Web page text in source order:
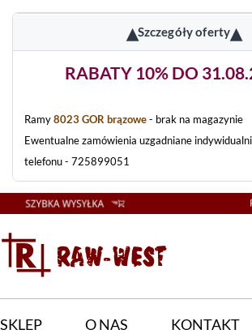
▴Szczegóły oferty▴
RABATY 10% DO
Ramy8023 GOR brązowe- brak na magazynie
Ewentualne zamówienia uzgadniane
telefonu - 725899051
SKLEP O NAS
KONTAKT